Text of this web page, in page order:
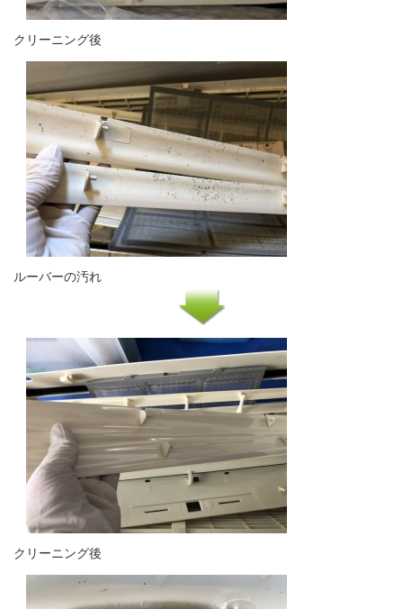
クリーニング後
ルーバーの汚れ
クリーニング後